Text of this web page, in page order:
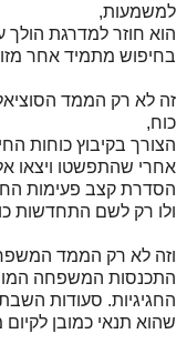
למשמעות,
הוא חוזר למדרגת הולך
בחיפוש מתמיד אחר
זה לא רק הממד
כוח,
הצורך בקיבוץ כוחות
אחרי שהתפשטו ויצאו
הסדרת קצב פעימות
ולו רק לשם התחדשות
וזה לא רק הממד
התכנסות המשפחה
החגיגיות. סעודות
שהוא תנאי כמובן